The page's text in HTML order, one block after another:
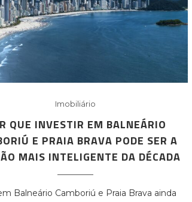
Imobiliário
QUE INVESTIR EM BALNEÁRIO
E PRAIA BRAVA PODE SER A
MAIS INTELIGENTE DA DÉCADA
Balneário Camboriú e Praia Brava ainda